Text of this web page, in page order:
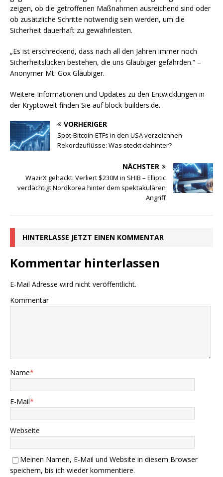
zeigen, ob die getroffenen Maßnahmen ausreichend sind oder
ob zusätzliche Schritte notwendig sein werden, um die
Sicherheit dauerhaft zu gewährleisten.
„Es ist erschreckend, dass nach all den Jahren immer noch
Sicherheitslücken bestehen, die uns Gläubiger gefährden.“ –
Anonymer Mt. Gox Gläubiger.
Weitere Informationen und Updates zu den Entwicklungen in
der Kryptowelt finden Sie auf block-builders.de.
VORHERIGER
Spot-Bitcoin-ETFs in den USA verzeichnen
Rekordzuflüsse: Was steckt dahinter?
NÄCHSTER
WazirX gehackt: Verliert $230M in SHIB – Elliptic
verdächtigt Nordkorea hinter dem spektakulären
Angriff
HINTERLASSE JETZT EINEN KOMMENTAR
Kommentar hinterlassen
E-Mail Adresse wird nicht veröffentlicht.
Kommentar
Name*
E-Mail*
Webseite
Meinen Namen, E-Mail und Website in diesem Browser
speichern, bis ich wieder kommentiere.